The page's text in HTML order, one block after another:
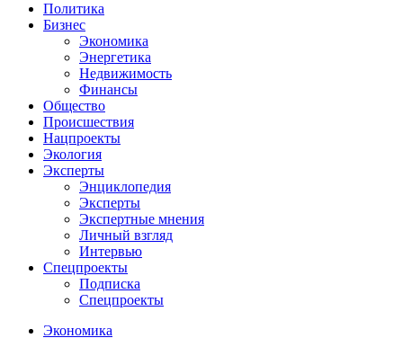
Политика
Бизнес
Экономика
Энергетика
Недвижимость
Финансы
Общество
Происшествия
Нацпроекты
Экология
Эксперты
Энциклопедия
Эксперты
Экспертные мнения
Личный взгляд
Интервью
Спецпроекты
Подписка
Спецпроекты
Экономика